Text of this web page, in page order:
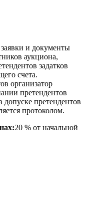
и документы
аукциона,
задатков
счета.
организатор
претендентов
допуске претендентов
протоколом.
20 % от начальной